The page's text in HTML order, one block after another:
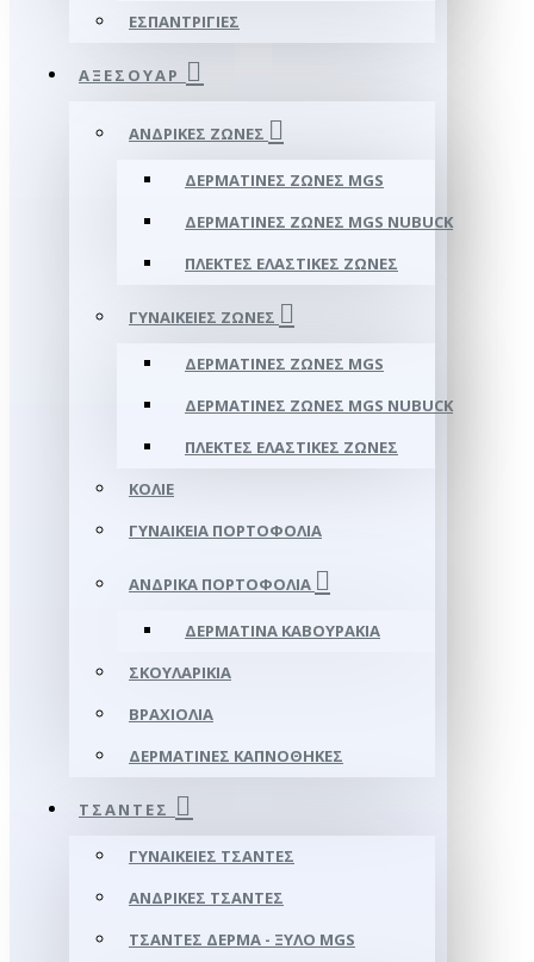
ΕΣΠΑΝΤΡΊΓΙΕΣ
ΑΞΕΣΟΥΑΡ
ΑΝΔΡΙΚΈΣ ΖΏΝΕΣ
ΔΕΡΜΆΤΙΝΕΣ ΖΏΝΕΣ MGS
ΔΕΡΜΆΤΙΝΕΣ ΖΏΝΕΣ MGS NUBUCK
ΠΛΕΚΤΈΣ ΕΛΑΣΤΙΚΈΣ ΖΏΝΕΣ
ΓΥΝΑΙΚΕΊΕΣ ΖΏΝΕΣ
ΔΕΡΜΆΤΙΝΕΣ ΖΏΝΕΣ MGS
ΔΕΡΜΆΤΙΝΕΣ ΖΏΝΕΣ MGS NUBUCK
ΠΛΕΚΤΈΣ ΕΛΑΣΤΙΚΈΣ ΖΏΝΕΣ
ΚΟΛΙΈ
ΓΥΝΑΙΚΕΊΑ ΠΟΡΤΟΦΌΛΙΑ
ΑΝΔΡΙΚΆ ΠΟΡΤΟΦΌΛΙΑ
ΔΕΡΜΆΤΙΝΑ ΚΑΒΟΥΡΆΚΙΑ
ΣΚΟΥΛΑΡΊΚΙΑ
ΒΡΑΧΙΌΛΙΑ
ΔΕΡΜΆΤΙΝΕΣ ΚΑΠΝΟΘΉΚΕΣ
ΤΣΆΝΤΕΣ
ΓΥΝΑΙΚΕΊΕΣ ΤΣΆΝΤΕΣ
ΑΝΔΡΙΚΈΣ ΤΣΆΝΤΕΣ
ΤΣΆΝΤΕΣ ΔΈΡΜΑ - ΞΎΛΟ MGS